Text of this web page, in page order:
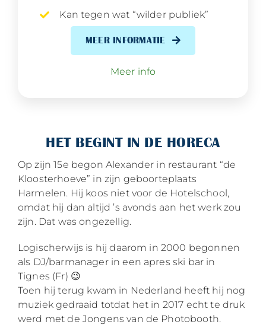
Kan tegen wat “wilder publiek”
MEER INFORMATIE
Meer info
HET BEGINT IN DE HORECA
Op zijn 15e begon Alexander in restaurant “de
Kloosterhoeve” in zijn geboorteplaats
Harmelen. Hij koos niet voor de Hotelschool,
omdat hij dan altijd ’s avonds aan het werk zou
zijn. Dat was ongezellig.
Logischerwijs is hij daarom in 2000 begonnen
als DJ/barmanager in een apres ski bar in
Tignes (Fr) 😉
Toen hij terug kwam in Nederland heeft hij nog
muziek gedraaid totdat het in 2017 echt te druk
werd met de Jongens van de Photobooth.